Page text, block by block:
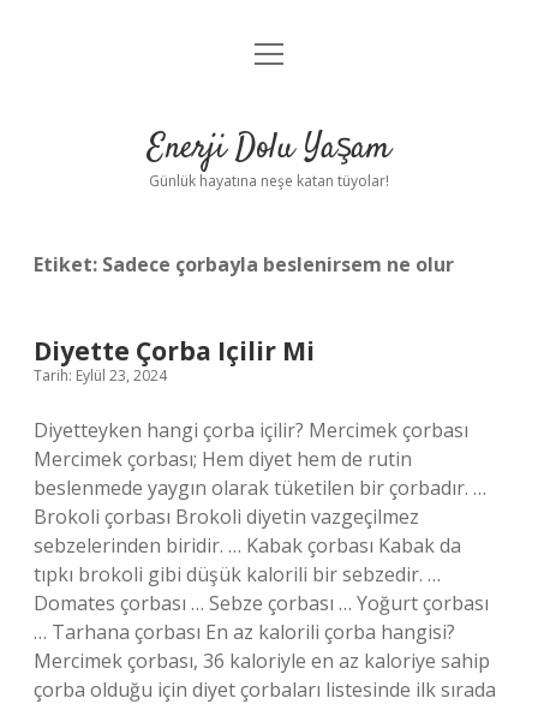
Anasayfa
Yasal Uyarı
menüyü
Enerji Dolu Yaşam
Günlük hayatına neşe katan tüyolar!
Etiket: Sadece çorbayla beslenirsem ne olur
Diyette Çorba Içilir Mi
Tarih: Eylül 23, 2024
Diyetteyken hangi çorba içilir? Mercimek çorbası
Mercimek çorbası; Hem diyet hem de rutin
beslenmede yaygın olarak tüketilen bir çorbadır. …
Brokoli çorbası Brokoli diyetin vazgeçilmez
sebzelerinden biridir. … Kabak çorbası Kabak da
tıpkı brokoli gibi düşük kalorili bir sebzedir. …
Domates çorbası … Sebze çorbası … Yoğurt çorbası
… Tarhana çorbası En az kalorili çorba hangisi?
Mercimek çorbası, 36 kaloriyle en az kaloriye sahip
çorba olduğu için diyet çorbaları listesinde ilk sırada